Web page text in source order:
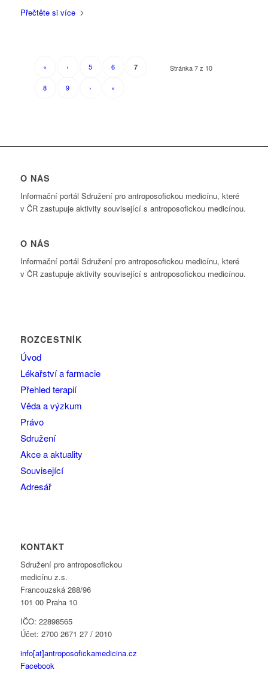
Přečtěte si více
Stránka 7 z 10
« ‹ 5 6 7
8 9 › »
O NÁS
Informační portál Sdružení pro antroposofickou medicínu, které
v ČR zastupuje aktivity související s antroposofickou medicínou.
O NÁS
Informační portál Sdružení pro antroposofickou medicínu, které
v ČR zastupuje aktivity související s antroposofickou medicínou.
ROZCESTNÍK
Úvod
Lékařství a farmacie
Přehled terapií
Věda a výzkum
Právo
Sdružení
Akce a aktuality
Související
Adresář
KONTAKT
Sdružení pro antroposofickou
medicínu z.s.
Francouzská 288/96
101 00 Praha 10
IČO: 22898565
Účet: 2700 2671 27 / 2010
info[at]antroposofickamedicina.cz
Facebook